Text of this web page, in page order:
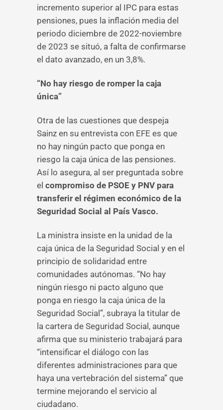
incremento superior al IPC para estas
pensiones, pues la inflación media del
periodo diciembre de 2022-noviembre
de 2023 se situó, a falta de confirmarse
el dato avanzado, en un 3,8%.
“No hay riesgo de romper la caja
única”
Otra de las cuestiones que despeja
Sainz en su entrevista con EFE es que
no hay ningún pacto que ponga en
riesgo la caja única de las pensiones.
Así lo asegura, al ser preguntada sobre
el compromiso de PSOE y PNV para
transferir el régimen económico de la
Seguridad Social al País Vasco.
La ministra insiste en la unidad de la
caja única de la Seguridad Social y en el
principio de solidaridad entre
comunidades autónomas. “No hay
ningún riesgo ni pacto alguno que
ponga en riesgo la caja única de la
Seguridad Social”, subraya la titular de
la cartera de Seguridad Social, aunque
afirma que su ministerio trabajará para
“intensificar el diálogo con las
diferentes administraciones para que
haya una vertebración del sistema” que
termine mejorando el servicio al
ciudadano.